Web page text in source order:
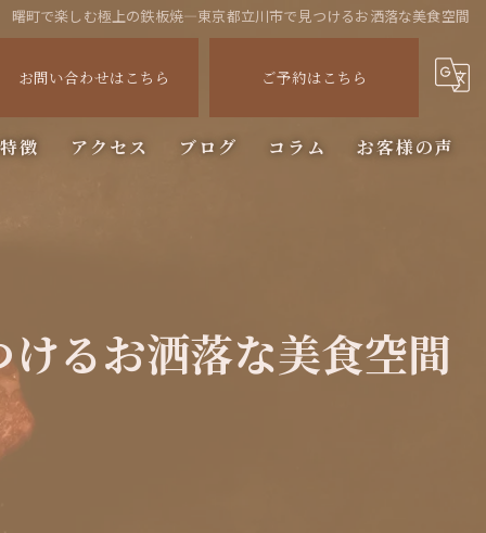
曙町で楽しむ極上の鉄板焼—東京都立川市で見つけるお洒落な美食空間
お問い合わせはこちら ご予約はこちら
徴 アクセス ブログ コラム お客様の声
るお洒落な美食空間